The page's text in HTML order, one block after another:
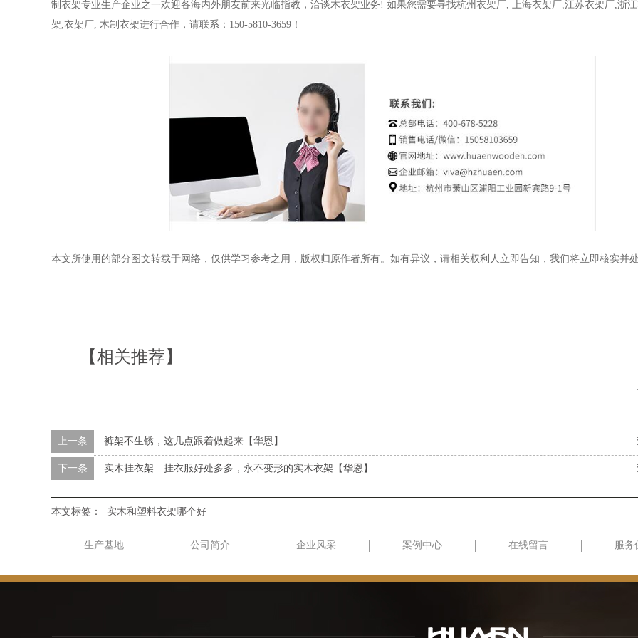
制衣架专业生产企业之一欢迎各海内外朋友前来光临指教，洽谈木衣架业务! 如果您需要寻找杭州衣架厂 上海衣架厂 江苏衣架厂 浙
架 衣架厂 木制衣架进行合作，请联系： 150-5810-3659！
本文所使用的部分图文转载于网络，仅供学习参考之用，版权归原作者所有。如有异议，请相关权利人立即告知，我们将立即核实并处
【相关推荐】
上一条 裤架不生锈，这几点跟着做起来【华恩】
下一条 实木挂衣架—挂衣服好处多多，永不变形的实木衣架【华恩】
本文标签： 实木和塑料衣架哪个好
生产基地 公司简介 企业风采 案例中心 在线留言 服务